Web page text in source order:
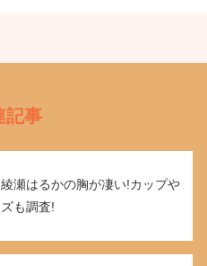
記事
綾瀬はるかの胸が凄い!カップや
も調査!